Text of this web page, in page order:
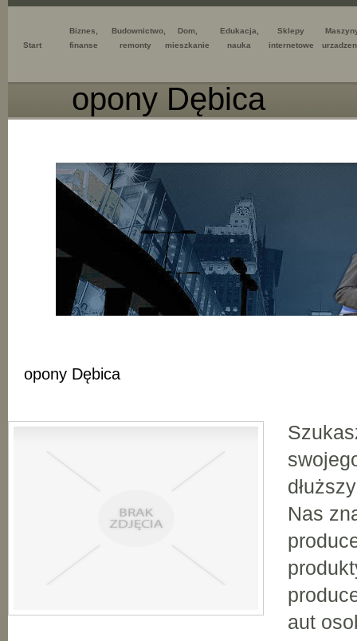
Start
Biznes,
finanse
Budownictwo,
remonty
Dom,
mieszkanie
Edukacja,
nauka
Sklepy
internetowe
opony Dębica
opony Dębica
Nas
aut